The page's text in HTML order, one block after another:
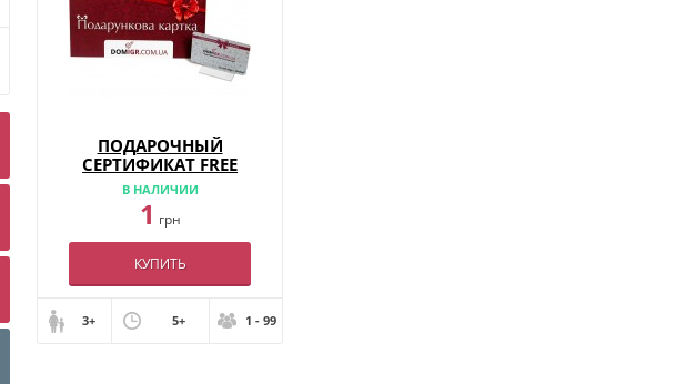
ПОДАРОЧНЫЙ
СЕРТИФИКАТ FREE
В НАЛИЧИИ
1 грн
КУПИТЬ
3+ 5+ 1 - 99